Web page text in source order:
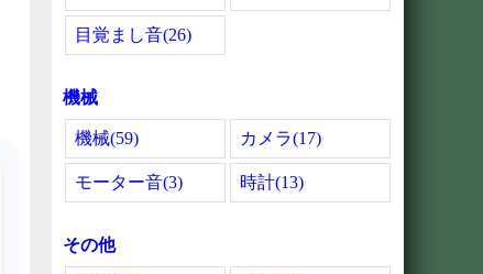
目覚まし音(26)
機械
機械(59) カメラ(17)
モーター音(3) 時計(13)
その他